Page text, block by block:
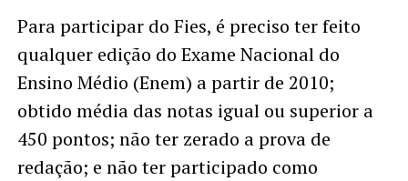
Para participar do Fies, é preciso ter feito
qualquer edição do Exame Nacional do
Ensino Médio (Enem) a partir de 2010;
obtido média das notas igual ou superior a
450 pontos; não ter zerado a prova de
redação; e não ter participado como